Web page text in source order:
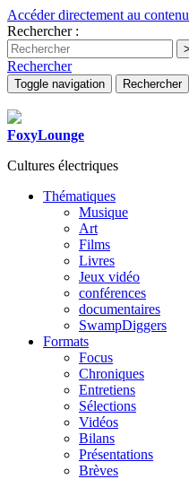
Accéder directement au contenu
Rechercher :
Rechercher
Toggle navigation Rechercher
FoxyLounge
Cultures électriques
Thématiques
Musique
Art
Films
Livres
Jeux vidéo
conférences
documentaires
SwampDiggers
Formats
Focus
Chroniques
Entretiens
Sélections
Vidéos
Bilans
Présentations
Brèves